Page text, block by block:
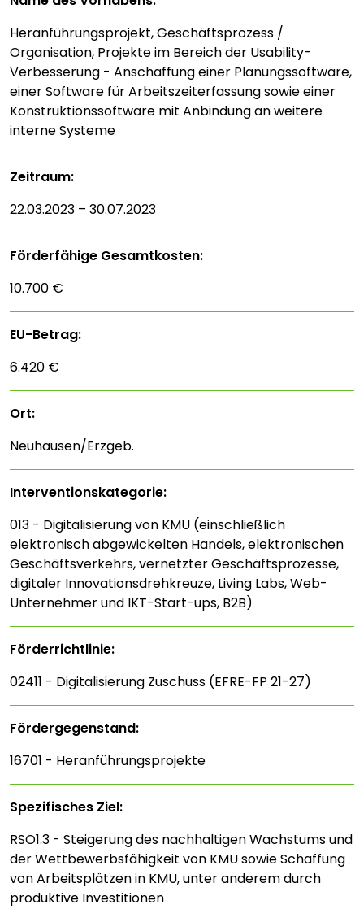
Heranführungsprojekt, Geschäftsprozess /
Organisation, Projekte im Bereich der Usability-
Verbesserung - Anschaffung einer Planungssoftware,
einer Software für Arbeitszeiterfassung sowie einer
Konstruktionssoftware mit Anbindung an weitere
interne Systeme
Zeitraum:
22.03.2023 – 30.07.2023
Förderfähige Gesamtkosten:
10.700 €
EU-Betrag:
6.420 €
Ort:
Neuhausen/Erzgeb.
Interventions­kategorie:
013 - Digitalisierung von KMU (einschließlich
elektronisch abgewickelten Handels, elektronischen
Geschäftsverkehrs, vernetzter Geschäftsprozesse,
digitaler Innovationsdrehkreuze, Living Labs, Web-
Unternehmer und IKT-Start-ups, B2B)
Förderrichtlinie:
02411 - Digitalisierung Zuschuss (EFRE-FP 21-27)
Fördergegenstand:
16701 - Heranführungsprojekte
Spezifisches Ziel:
RSO1.3 - Steigerung des nachhaltigen Wachstums und
der Wettbewerbsfähigkeit von KMU sowie Schaffung
von Arbeitsplätzen in KMU, unter anderem durch
produktive Investitionen